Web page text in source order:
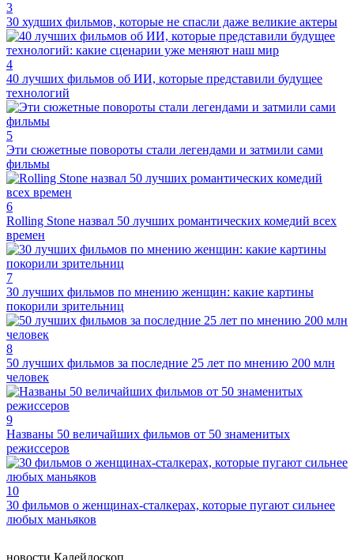
3
30 худших фильмов, которые не спасли даже великие актеры
4
40 лучших фильмов об ИИ, которые представили будущее
технологий
5
Эти сюжетные повороты стали легендами и затмили сами
фильмы
6
Rolling Stone назвал 50 лучших романтических комедий всех
времен
7
30 лучших фильмов по мнению женщин: какие картины
покорили зрительниц
8
50 лучших фильмов за последние 25 лет по мнению 200 млн
человек
9
Названы 50 величайших фильмов от 50 знаменитых
режиссеров
10
30 фильмов о женщинах-сталкерах, которые пугают сильнее
любых маньяков
новости Калейдоскоп